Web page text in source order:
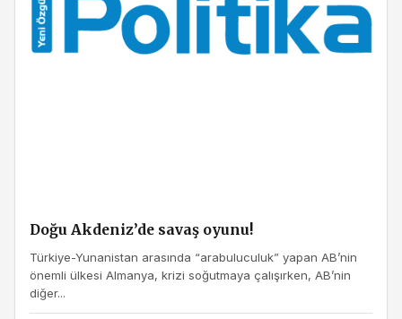
Doğu Akdeniz’de savaş oyunu!
Türkiye-Yunanistan arasında “arabuluculuk” yapan AB’nin
önemli ülkesi Almanya, krizi soğutmaya çalışırken, AB’nin
diğer...